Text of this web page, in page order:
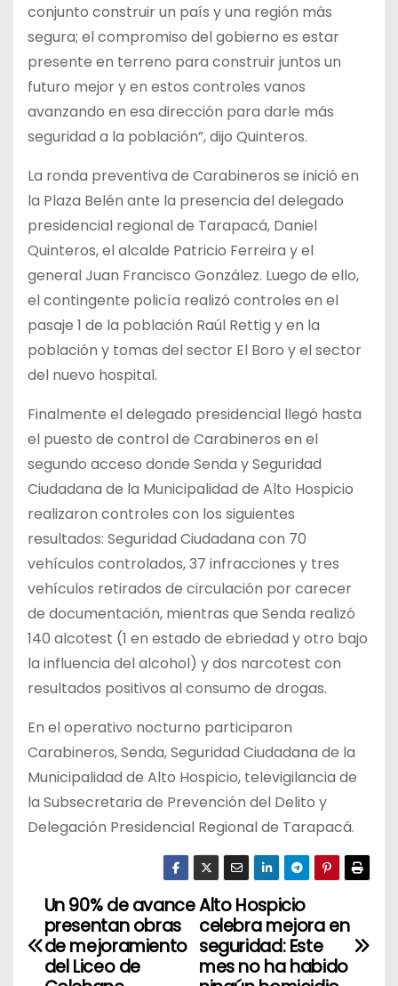
conjunto construir un país y una región más
segura; el compromiso del gobierno es estar
presente en terreno para construir juntos un
futuro mejor y en estos controles vanos
avanzando en esa dirección para darle más
seguridad a la población”, dijo Quinteros.
La ronda preventiva de Carabineros se inició en
la Plaza Belén ante la presencia del delegado
presidencial regional de Tarapacá, Daniel
Quinteros, el alcalde Patricio Ferreira y el
general Juan Francisco González. Luego de ello,
el contingente policía realizó controles en el
pasaje 1 de la población Raúl Rettig y en la
población y tomas del sector El Boro y el sector
del nuevo hospital.
Finalmente el delegado presidencial llegó hasta
el puesto de control de Carabineros en el
segundo acceso donde Senda y Seguridad
Ciudadana de la Municipalidad de Alto Hospicio
realizaron controles con los siguientes
resultados: Seguridad Ciudadana con 70
vehículos controlados, 37 infracciones y tres
vehículos retirados de circulación por carecer
de documentación, mientras que Senda realizó
140 alcotest (1 en estado de ebriedad y otro bajo
la influencia del alcohol) y dos narcotest con
resultados positivos al consumo de drogas.
En el operativo nocturno participaron
Carabineros, Senda, Seguridad Ciudadana de la
Municipalidad de Alto Hospicio, televigilancia de
la Subsecretaria de Prevención del Delito y
Delegación Presidencial Regional de Tarapacá.
N
a
Alto Hospicio
celebra mejora en
seguridad: Este
mes no ha habido
Un 90% de avance
presentan obras
de mejoramiento
del Liceo de